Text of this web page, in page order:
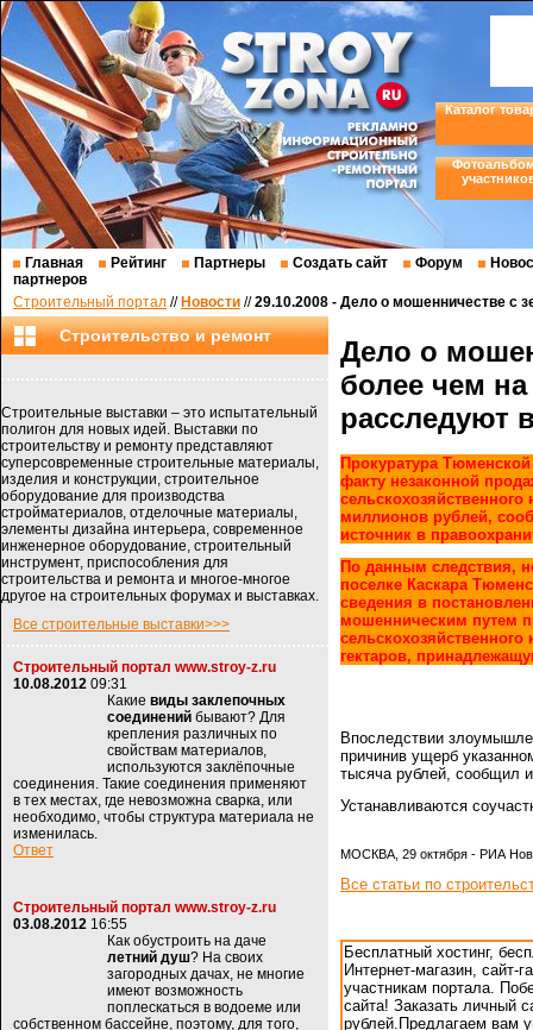
Каталог
Главная Рейтинг Партнеры Создать сайт Форум
партнеров
Строительный портал // Новости //29.10.2008 - Дело о мошенничестве с
Строительство и ремонт
Строительные выставки – это испытательный
полигон для новых идей. Выставки по
строительству и ремонту представляют
суперсовременные строительные материалы,
изделия и конструкции, строительное
оборудование для производства
стройматериалов, отделочные материалы,
элементы дизайна интерьера, современное
инженерное оборудование, строительный
инструмент, приспособления для
строительства и ремонта и многое-многое
другое на строительных форумах и выставках.
Все строительные выставки>>>
Строительный портал www.stroy-z.ru
10.08.2012 09:31
Какие виды заклепочных
соединений бывают? Для
крепления различных по
свойствам материалов,
используются заклёпочные
соединения. Такие соединения применяют
в тех местах, где невозможна сварка, или
необходимо, чтобы структура материала не
изменилась.
Ответ
Строительный портал www.stroy-z.ru
03.08.2012 16:55
Как обустроить на даче
летний душ? На своих
загородных дачах, не многие
имеют возможность
поплескаться в водоеме или
собственном бассейне, поэтому, для того,
Дело о
более чем
расследуют
Прокуратура
факту незаконной
миллионов рублей,
источник в
По данным следствия,
поселке Каскара
сведения в
мошенническим путем
гектаров,
Впоследствии
причинив ущерб
тысяча рублей, сообщил
Устанавливаются
МОСКВА, 29 октября - РИА
Все статьи по
Бесплатный хостинг,
Интернет-магазин, сайт-
участникам портала.
сайта! Заказать личный
рублей.Предлагаем вам